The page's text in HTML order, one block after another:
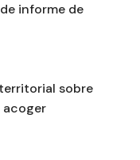
informe de
sobre
acoger